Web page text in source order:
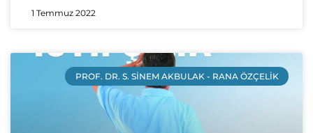
1 Temmuz 2022
PROF. DR. S. SINEM AKBULAK - RANA ÖZÇELIK